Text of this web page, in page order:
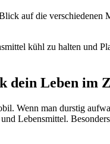
auf die
kühl zu halten und
dein Leben im
Wenn man durstig
Lebensmittel.